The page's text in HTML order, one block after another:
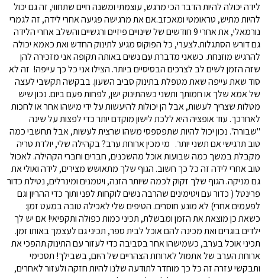
לידה יכולה להיות הדבר הכי מרגש, עוצמתי ומשנה חיים שתחווי, זה גם יכול
להיות מתיש, טראומטי ומאכזב.אם את מרגישה פגיעה אחרי לידה, זה לגמרי
נורמאלי, את אחרי 9 חודשים של שינויים פיזיים ורגשיים והשלב אחרי הלידה
גם דורש הסתגלות.לצערי, כל הפוקוס מגיע לתינוק החדש ואת כאמא יכולה
להרגיש מוזנחת. כשאני מדברת עם נשים באותה תקופה אני מזכירה להן
שזה הזמן לשים לב לצרכים הבסיסיים ביותר. הצילו אני כל כך עייפה! זה לא
סוד שאת עייפה שאת מטפלת בתינוק סביב השעון. בבקשה תקשבי לעצה
של אמא שלך או חמותך ותשני כשהתינוק ישן, לפחות פעם ביום. נכון שיש
מטלות שצריך לעשות, אבל הן יכולות להיעשות על ידי מישהו אחר או לחכות
לאחרכך. עוד אופציה היא ללכת לישון מוקדם יותר כדי לפצות על שינה
"שבורה". נכון יכול להיות שתפספסי משהו שרצית לעשות, אבל תחשבי כמה
טוב תרגישי אם תשני יותר. מי מכין ארוחת ערב? בקהילה שלי, יולדת טריה
מקבלת במשך כמה שבועות אוכל מהשכנים, חברים וחברי הקהילה. לאכול
טוב אחרי לידה זה כל כך חשוב. הגוף שלך מתאושש מצירים, לידה ואולי את
גם מניקה. הגוף שלך זקוק לכמה שיותר הזנה, ויטמנים ומינרלים, נטילת כדור
פרינטל ( כדור עם ויטימינים שהרבה נשים לוקחות לפני ותוך כדי ההריון וגם
לפעמים אחרי) לא מונע חוסרים. הטיפים שלי לאכילה טובה במעט זמן:
כשאת כן מוצאת את הזמן ומבשלת, תכיני כמות כפולה ותקפיאי! אם יש לך
ילדים בוגרים ואת מכינה להם אוכל לבית ספר, תכיני גם לעצמך באותו זמן.
תכיני אוכל בערב, כשמישהו אחר בסביבה כדי לעזור עם התינוק.תהפכי את
ארוחת הערב של אתמול לארוחת הצהריים של היום, בשבילך! תסכימי
ותבקשי עזרה זה כל כך מוחדר לתודעה שלנו להיות חזקה ולעזור לאחרים,